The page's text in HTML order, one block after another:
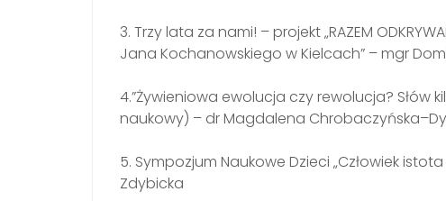
3. Trzy lata za nami! – projekt „RAZEM
Jana Kochanowskiego w Kielcach” – mgr
4.”Żywieniowa ewolucja czy rewolucja? Słów
naukowy) – dr Magdalena
5. Sympozjum Naukowe Dzieci „Człowiek
Zdybicka